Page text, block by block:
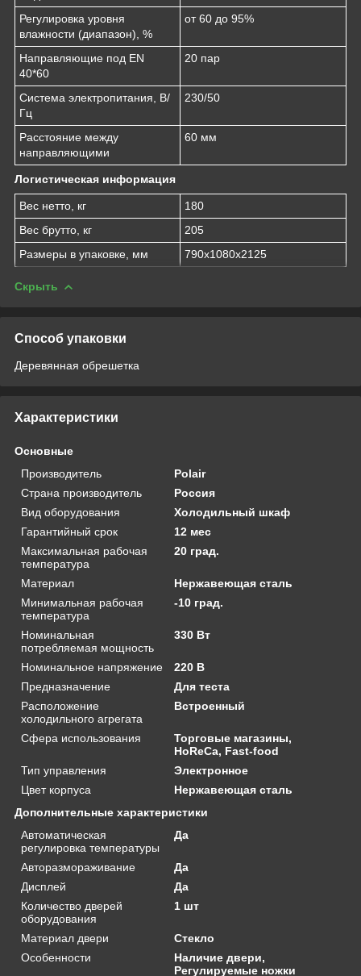
Регулировка уровня
влажности (диапазон), %
от 60 до 95%
Направляющие под EN
40*60
20 пар
Система электропитания, В/
Гц
230/50
Расстояние между
направляющими
60 мм
Логистическая информация
Вес нетто, кг
180
Вес брутто, кг
205
Размеры в упаковке, мм
790х1080х2125
Скрыть
Способ упаковки
Деревянная обрешетка
Характеристики
Основные
Производитель
Polair
Страна производитель
Россия
Вид оборудования
Холодильный шкаф
Гарантийный срок
12 мес
Максимальная рабочая
температура
20 град.
Материал
Нержавеющая сталь
Минимальная рабочая
температура
-10 град.
Номинальная
потребляемая мощность
330 Вт
Номинальное напряжение
220 В
Предназначение
Для теста
Расположение
холодильного агрегата
Встроенный
Сфера использования
Торговые магазины,
HoReCa, Fast-food
Тип управления
Электронное
Цвет корпуса
Нержавеющая сталь
Дополнительные характеристики
Автоматическая
регулировка температуры
Да
Авторазмораживание
Да
Дисплей
Да
Количество дверей
оборудования
1 шт
Материал двери
Стекло
Особенности
Наличие двери,
Регулируемые ножки